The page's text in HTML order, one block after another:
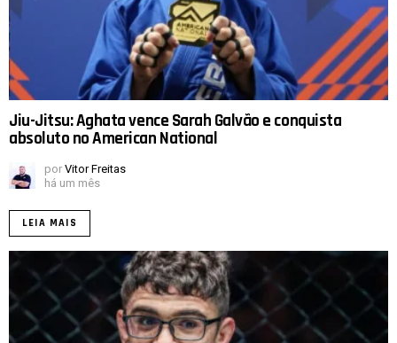
Jiu-Jitsu: Aghata vence Sarah Galvão e conquista
absoluto no American National
por Vitor Freitas
há um mês
LEIA MAIS